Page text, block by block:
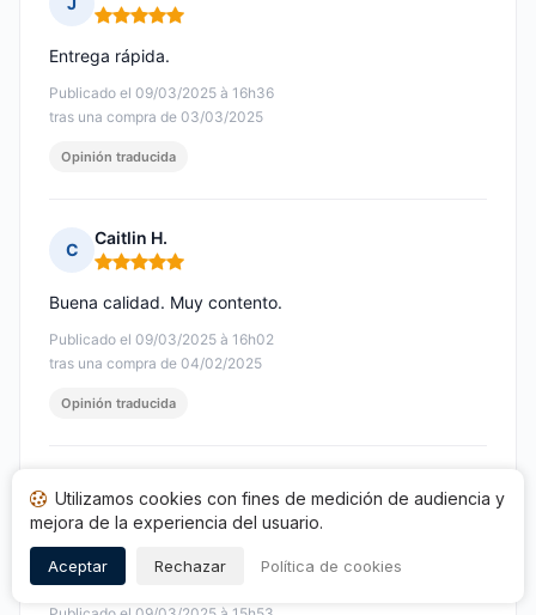
Nota: 5 de 5
Publicado el 09/03/2025 à 16h36
tras una compra de 03/03/2025
Entrega rápida.
Opinión traducida
C
Caitlin H.
Nota: 5 de 5
Publicado el 09/03/2025 à 16h02
tras una compra de 04/02/2025
Buena calidad. Muy contento.
Opinión traducida
L
Nota: 5 de 5
Soy un habitual del sitio, serio, sin sorpresas
desagradables
Utilizamos cookies con fines de medición de audiencia y
mejora de la experiencia del usuario.
Aceptar Rechazar Política de cookies